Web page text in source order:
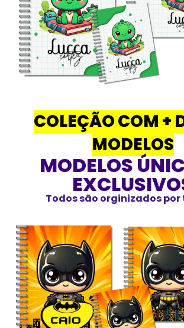
COLEÇÃO COM +
MODELOS
MODELOS
Todos são orginizados por